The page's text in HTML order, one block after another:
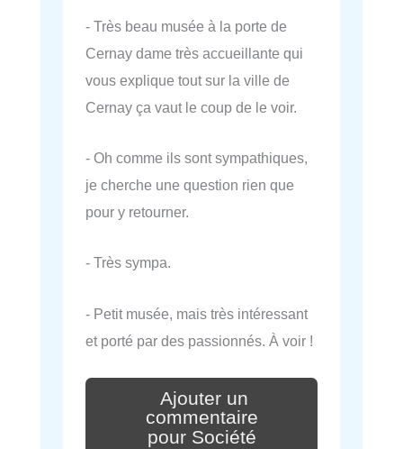
- Très beau musée à la porte de
Cernay dame très accueillante qui
vous explique tout sur la ville de
Cernay ça vaut le coup de le voir.
- Oh comme ils sont sympathiques,
je cherche une question rien que
pour y retourner.
- Très sympa.
- Petit musée, mais très intéressant
et porté par des passionnés. À voir !
Ajouter un
commentaire
pour Société